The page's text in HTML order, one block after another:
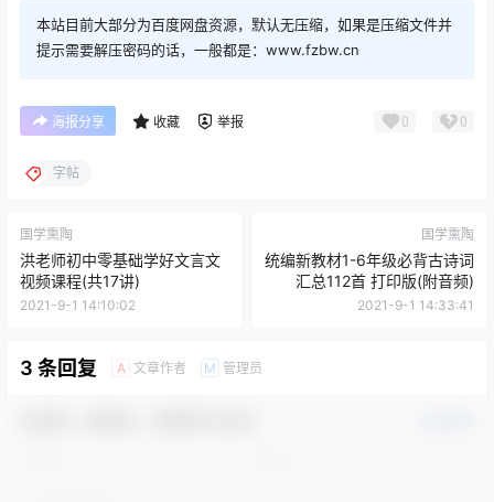
本站目前大部分为百度网盘资源，默认无压缩，如果是压缩文件并
提示需要解压密码的话，一般都是：www.fzbw.cn
海报分享 收藏 举报 0 0
字帖
国学熏陶
洪老师初中零基础学好文言文
视频课程(共17讲)
2021-9-1 14:10:02
国学熏陶
统编新教材1-6年级必背古诗词
汇总112首 打印版(附音频)
2021-9-1 14:33:41
3 条回复 A 文章作者 M 管理员